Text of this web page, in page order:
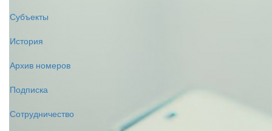
Субъекты
История
Архив номеров
Подписка
Сотрудничество